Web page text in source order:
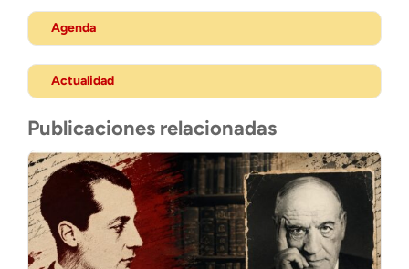
Agenda
Actualidad
Publicaciones relacionadas